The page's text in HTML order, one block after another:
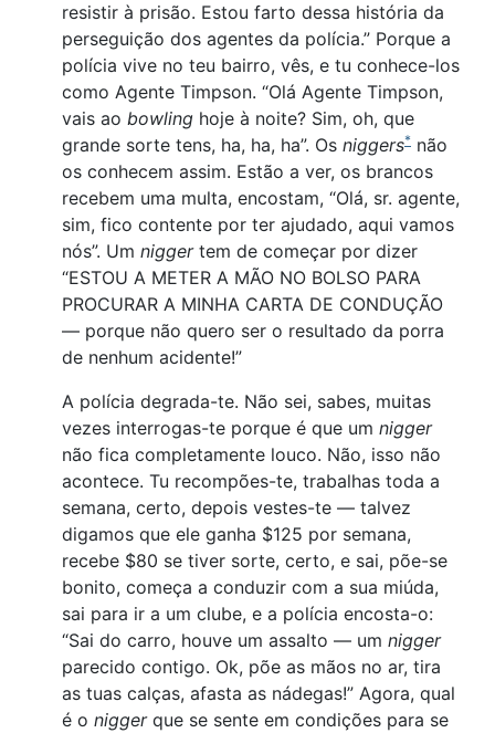
resistir à prisão. Estou farto dessa história da
perseguição dos agentes da polícia.” Porque a
polícia vive no teu bairro, vês, e tu conhece-los
como Agente Timpson. “Olá Agente Timpson,
vais ao bowling hoje à noite? Sim, oh, que
grande sorte tens, ha, ha, ha”. Os niggers* não
os conhecem assim. Estão a ver, os brancos
recebem uma multa, encostam, “Olá, sr. agente,
sim, fico contente por ter ajudado, aqui vamos
nós”. Um niggertem de começar por dizer
“ESTOU A METER A MÃO NO BOLSO PARA
PROCURAR A MINHA CARTA DE CONDUÇÃO
— porque não quero ser o resultado da porra
de nenhum acidente!”
A polícia degrada-te. Não sei, sabes, muitas
vezes interrogas-te porque é que um nigger
não fica completamente louco. Não, isso não
acontece. Tu recompões-te, trabalhas toda a
semana, certo, depois vestes-te — talvez
digamos que ele ganha $125 por semana,
recebe $80 se tiver sorte, certo, e sai, põe-se
bonito, começa a conduzir com a sua miúda,
sai para ir a um clube, e a polícia encosta-o:
“Sai do carro, houve um assalto — um nigger
parecido contigo. Ok, põe as mãos no ar, tira
as tuas calças, afasta as nádegas!” Agora, qual
é o niggerque se sente em condições para se